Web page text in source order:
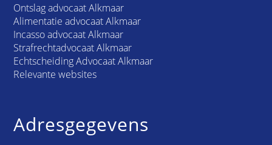
Ontslag advocaat Alkmaar
Alimentatie advocaat Alkmaar
Incasso advocaat Alkmaar
Strafrechtadvocaat Alkmaar
Echtscheiding Advocaat Alkmaar
Relevante websites
Adresgegevens